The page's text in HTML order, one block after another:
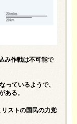
み作戦は不可能で
っているようで、
ある。
ストの国民の力党